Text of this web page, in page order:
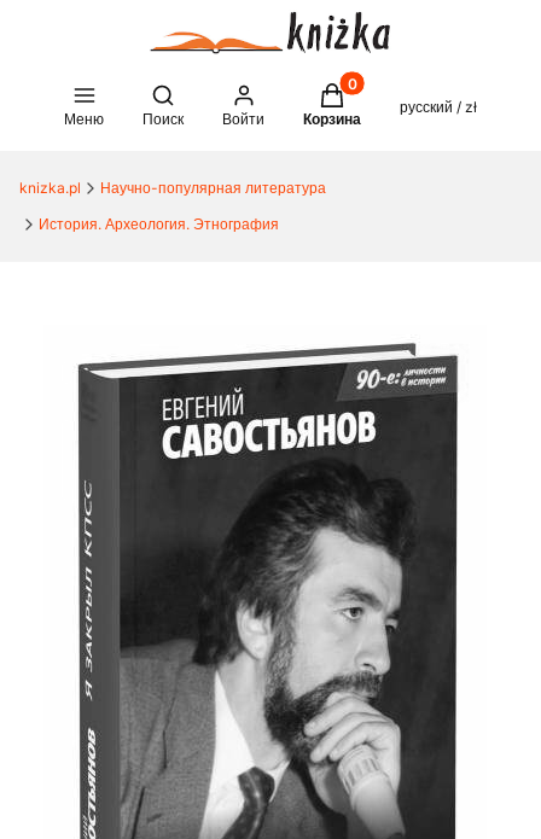
Меню
Open search engine
Поиск Войти
Товары в корзине: 0.
Корзина
русский / zł
knizka.pl
Научно-популярная литература
История. Археология. Этнография